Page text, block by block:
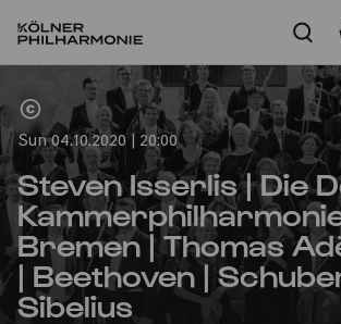
Sun 04.10.2020 | 20:00
Steven Isserlis | Die
Bremen | Thomas
| Beethoven |
Sibelius